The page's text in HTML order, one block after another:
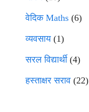
वेदिक Maths (6)
व्यवसाय(1)
सरल विद्यार्थी(4)
हस्ताक्षर सराव (22)